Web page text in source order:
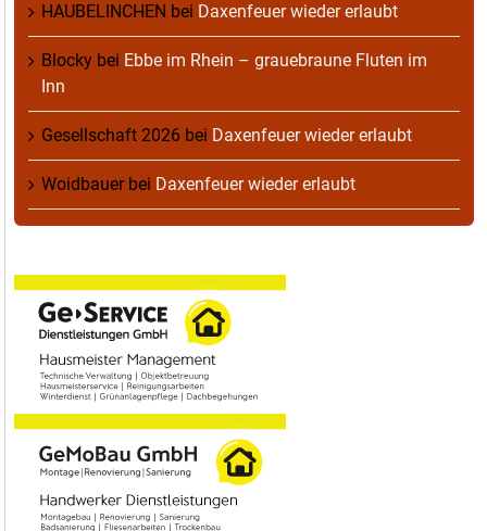
HAUBELINCHEN bei Daxenfeuer wieder erlaubt
Blocky bei Ebbe im Rhein – grauebraune Fluten im
Inn
Gesellschaft 2026 bei Daxenfeuer wieder erlaubt
Woidbauerbei Daxenfeuer wieder erlaubt